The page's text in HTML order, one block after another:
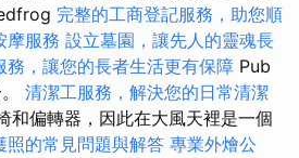
完整的工商登記服務，助您順
摩服務 設立墓園，讓先人的靈魂長
務，讓您的長者生活更有保障 Pub
清潔工服務，解決您的日常清潔
和偏轉器，因此在大風天裡是一個
照的常見問題與解答 專業外燴公